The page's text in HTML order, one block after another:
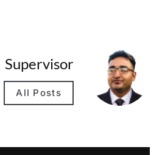
Supervisor
All Posts